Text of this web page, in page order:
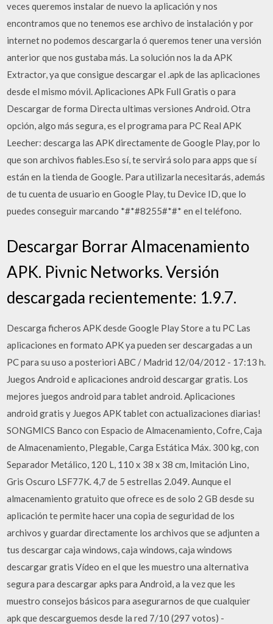
veces queremos instalar de nuevo la aplicación y nos
encontramos que no tenemos ese archivo de instalación y por
internet no podemos descargarla ó queremos tener una versión
anterior que nos gustaba más. La solución nos la da APK
Extractor, ya que consigue descargar el .apk de las aplicaciones
desde el mismo móvil. Aplicaciones APk Full Gratis o para
Descargar de forma Directa ultimas versiones Android. Otra
opción, algo más segura, es el programa para PC Real APK
Leecher: descarga las APK directamente de Google Play, por lo
que son archivos fiables.Eso sí, te servirá solo para apps que sí
están en la tienda de Google. Para utilizarla necesitarás, además
de tu cuenta de usuario en Google Play, tu Device ID, que lo
puedes conseguir marcando *#*#8255#*#* en el teléfono.
Descargar Borrar Almacenamiento
APK. Pivnic Networks. Versión
descargada recientemente: 1.9.7.
Descarga ficheros APK desde Google Play Store a tu PC Las
aplicaciones en formato APK ya pueden ser descargadas a un
PC para su uso a posteriori ABC / Madrid 12/04/2012 - 17:13 h.
Juegos Android e aplicaciones android descargar gratis. Los
mejores juegos android para tablet android. Aplicaciones
android gratis y Juegos APK tablet con actualizaciones diarias!
SONGMICS Banco con Espacio de Almacenamiento, Cofre, Caja
de Almacenamiento, Plegable, Carga Estática Máx. 300 kg, con
Separador Metálico, 120 L, 110 x 38 x 38 cm, Imitación Lino,
Gris Oscuro LSF77K. 4,7 de 5 estrellas 2.049. Aunque el
almacenamiento gratuito que ofrece es de solo 2 GB desde su
aplicación te permite hacer una copia de seguridad de los
archivos y guardar directamente los archivos que se adjunten a
tus descargar caja windows, caja windows, caja windows
descargar gratis Vídeo en el que les muestro una alternativa
segura para descargar apks para Android, a la vez que les
muestro consejos básicos para asegurarnos de que cualquier
apk que descarguemos desde la red 7/10 (297 votos) -